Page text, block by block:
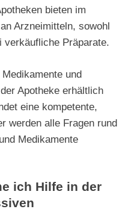
bieten im
Arzneimitteln, sowohl
Präparate.
und
Apotheke erhältlich
eine kompetente,
werden alle Fragen rund
Medikamente
ich Hilfe in der